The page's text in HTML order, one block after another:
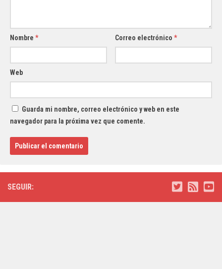
Nombre * Correo electrónico*
Web
Guarda mi nombre, correo electrónico y web en este
navegador para la próxima vez que comente.
SEGUIR: